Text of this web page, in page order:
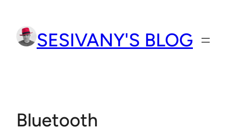
obsah
SESIVANY'S BLOG
Bluetooth